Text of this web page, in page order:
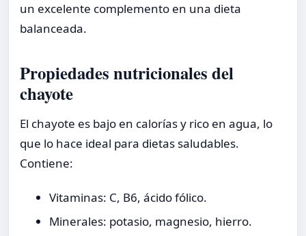
un excelente complemento en una dieta
balanceada.
Propiedades nutricionales del
chayote
El chayote es bajo en calorías y rico en agua, lo
que lo hace ideal para dietas saludables.
Contiene:
Vitaminas: C, B6, ácido fólico.
Minerales: potasio, magnesio, hierro.